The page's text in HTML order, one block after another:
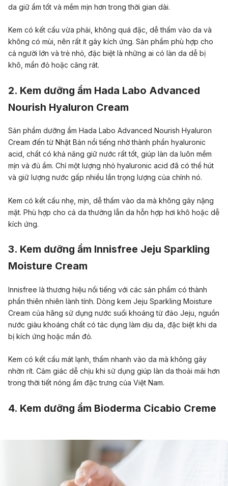
da giữ ẩm tốt và mềm mịn hơn trong thời gian dài.
Kem có kết cấu vừa phải, không quá đặc, dễ thấm vào da và
không có mùi, nên rất ít gây kích ứng. Sản phẩm phù hợp cho
cả người lớn và trẻ nhỏ, đặc biệt là những ai có làn da dễ bị
khô, mẩn đỏ hoặc căng rát.
2. Kem dưỡng ẩm Hada Labo Advanced
Nourish Hyaluron Cream
Sản phẩm dưỡng ẩm Hada Labo Advanced Nourish Hyaluron
Cream đến từ Nhật Bản nổi tiếng nhờ thành phần hyaluronic
acid, chất có khả năng giữ nước rất tốt, giúp làn da luôn mềm
mịn và đủ ẩm. Chỉ một lượng nhỏ hyaluronic acid đã có thể hút
và giữ lượng nước gấp nhiều lần trọng lượng của chính nó.
Kem có kết cấu nhẹ, mịn, dễ thấm vào da mà không gây nặng
mặt. Phù hợp cho cả da thường lẫn da hỗn hợp hơi khô hoặc dễ
kích ứng.
3. Kem dưỡng ẩm Innisfree Jeju Sparkling
Moisture Cream
Innisfree là thương hiệu nổi tiếng với các sản phẩm có thành
phần thiên nhiên lành tính. Dòng kem Jeju Sparkling Moisture
Cream của hãng sử dụng nước suối khoáng từ đảo Jeju, nguồn
nước giàu khoáng chất có tác dụng làm dịu da, đặc biệt khi da
bị kích ứng hoặc mẩn đỏ.
Kem có kết cấu mát lạnh, thấm nhanh vào da mà không gây
nhờn rít. Cảm giác dễ chịu khi sử dụng giúp làn da thoải mái hơn
trong thời tiết nóng ẩm đặc trưng của Việt Nam.
4. Kem dưỡng ẩm Bioderma Cicabio Creme